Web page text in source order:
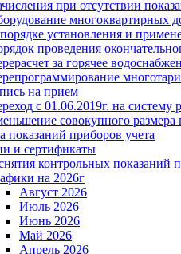
при отсутствии
многоквартирных
установления и
проведения
за горячее
на прием
с 01.06.2019г. на
совокупного размера
показаний приборов учета
и сертификаты
контрольных показаний
на 2026г
Август 2026
Июль 2026
Июнь 2026
Май 2026
Апрель 2026